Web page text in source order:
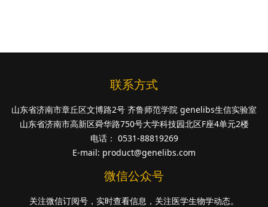
联系方式
山东省济南市章丘区文博路2号 齐鲁师范学院 genelibs生信实验室
山东省济南市高新区舜华路750号大学科技园北区F座4单元2楼
电话： 0531-88819269
E-mail: product@genelibs.com
微信公众号
关注微信订阅号，实时查看信息，关注医学生物学动态。